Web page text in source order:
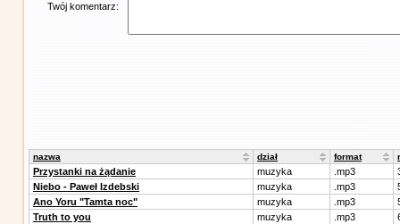
Twój komentarz:
nazwa dział format
Przystanki na żądanie muzyka .mp3
Niebo - Paweł Izdebski
muzyka .mp3
Ano Yoru "Tamta noc"
muzyka .mp3
Truth to you
muzyka .mp3